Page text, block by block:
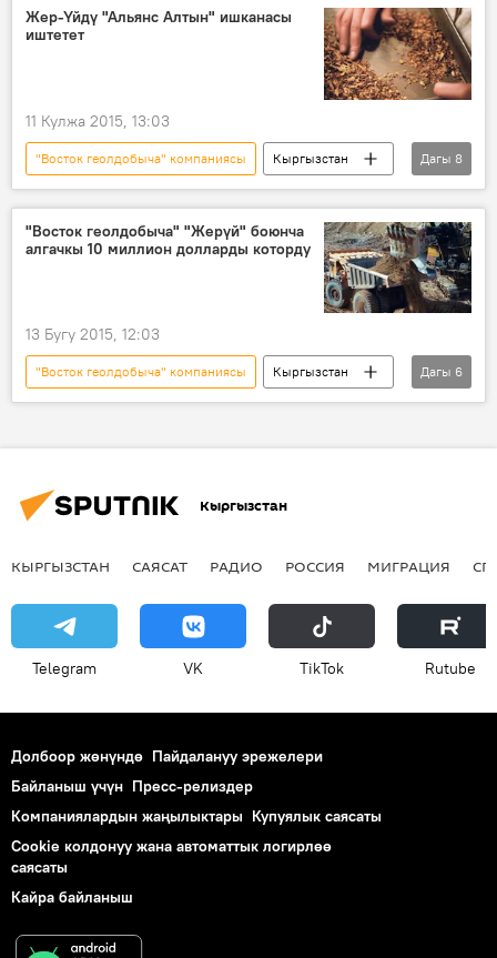
Талас
Жер-Үй
Геология жана минералдык ресурстар боюнча мамлекеттик агенттик
Жер-Үйдү "Альянс Алтын" ишканасы
иштетет
11 Кулжа 2015, 13:03
"Восток геолдобыча" компаниясы
Кыргызстан
Коом
Жаңылыктар
Экономика
Талас
Жерүй
Геология жана минералдык ресурстар боюнча мамлекеттик агенттик
Дагы 8
"Восток геолдобыча" "Жерүй" боюнча
алгачкы 10 миллион долларды которду
13 Бугу 2015, 12:03
"Восток геолдобыча" компаниясы
Кыргызстан
Коом
Жаңылыктар
Экономика
Дагы 6
Кыргызстан
КЫРГЫЗСТАН САЯСАТ РАДИО РОССИЯ МИГРАЦИЯ
Telegram VK ТikТоk Rutube
Долбоор жөнүндө Пайдалануу эрежелери
Байланыш үчүн Пресс-релиздер
Компаниялардын жаңылыктары Купуялык саясаты
Cookie колдонуу жана автоматтык логирлөө
саясаты
Кайра байланыш